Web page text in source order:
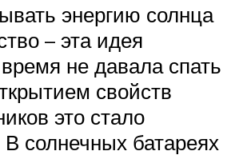
энергию солнца
– эта идея
не давала спать
свойств
это стало
солнечных батареях